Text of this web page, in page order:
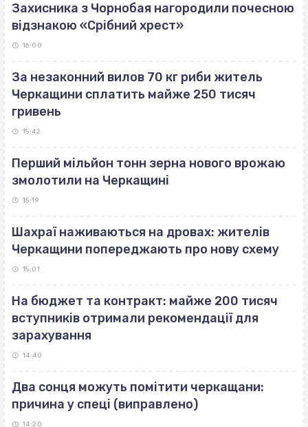
Захисника з Чорнобая нагородили почесною
відзнакою «Срібний хрест»
16:00
За незаконний вилов 70 кг риби житель
Черкащини сплатить майже 250 тисяч
гривень
15:42
Перший мільйон тонн зерна нового врожаю
змолотили на Черкащині
15:19
Шахраї наживаються на дровах: жителів
Черкащини попереджають про нову схему
15:01
На бюджет та контракт: майже 200 тисяч
вступників отримали рекомендації для
зарахування
14:40
Два сонця можуть помітити черкащани:
причина у спеці (виправлено)
14:20